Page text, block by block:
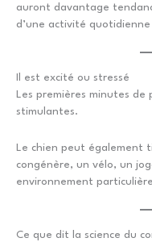
auront davantage
d’une activité
Il est excité ou stressé
Les premières minutes
stimulantes.
Le chien peut également
congénère, un vélo, un
environnement
Ce que dit la science du